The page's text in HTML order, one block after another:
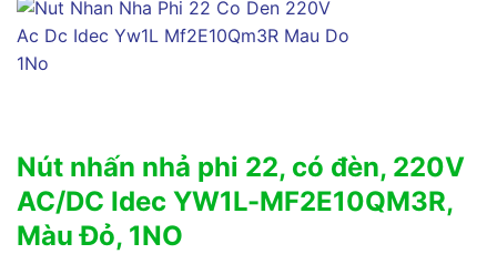
Nút nhấn nhả phi 22, có đèn, 220V
AC/DC Idec YW1L-MF2E10QM3R,
Màu Đỏ, 1NO